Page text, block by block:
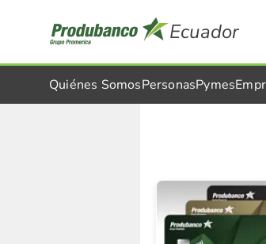
Ecuador
Quiénes SomosPersonasPymes